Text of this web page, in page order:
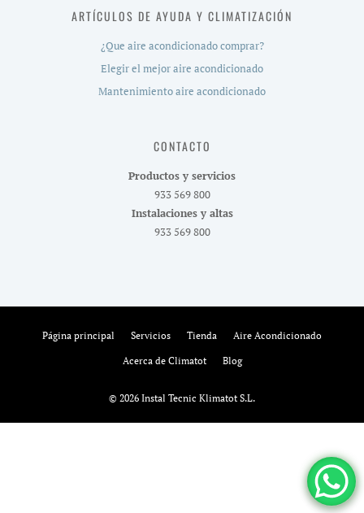
ARTÍCULOS DE AYUDA Y CLIMATIZACIÓN
¿Que aire acondicionado comprar?
Elegir el mejor aire acondicionado
Mantenimiento aire acondicionado
CONTACTO
Productos y servicios
933 569 800
Instalaciones y altas
933 569 800
Página principal Servicios Tienda Aire Acondicionado
Acerca de Climatot Blog
© 2026 Instal Tecnic Klimatot S.L.